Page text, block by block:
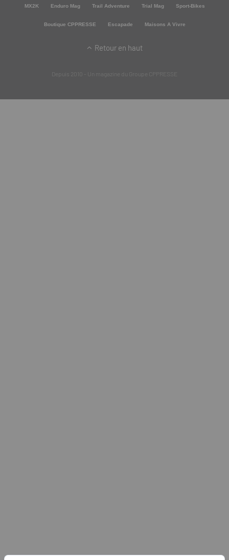
MX2K Enduro Mag Trail Adventure Trial Mag Sport-Bikes
Boutique CPPRESSE Escapade Maisons A Vivre
Retour en haut
Depuis 2010 - Un magazine du Groupe CPPRESSE